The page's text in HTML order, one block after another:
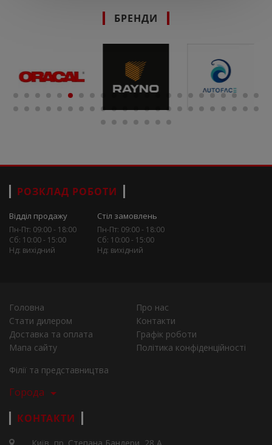
БРЕНДИ
РОЗКЛАД РОБОТИ
Відділ продажу
Пн-Пт: 09:00 - 18:00
Сб: 10:00 - 15:00
Нд: вихідний
Стіл замовлень
Пн-Пт: 09:00 - 18:00
Сб: 10:00 - 15:00
Нд: вихідний
Головна
Про нас
Стати дилером
Контакти
Доставка та оплата
Графік роботи
Мапа сайту
Політика конфіденційності
Філії та представництва
Города
КОНТАКТИ